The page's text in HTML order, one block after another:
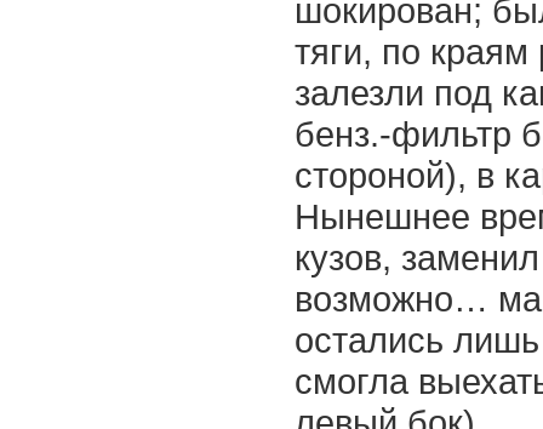
шокирован;
тяги, по
залезли под
бенз.-фильтр
стороной), в
Нынешнее
кузов,
возможно…
остались
смогла